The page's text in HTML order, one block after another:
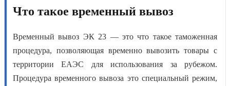
Что такое временный вывоз
Временный вывоз ЭК 23 — это что такое таможенная
процедура, позволяющая временно вывозить товары с
территории ЕАЭС для использования за рубежом.
Процедура временного вывоза этоспециальный режим,